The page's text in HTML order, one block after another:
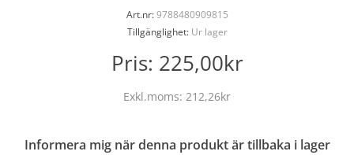
Art.nr:9788480909815
Tillgänglighet:Ur lager
Pris: 225,00kr
Exkl.moms: 212,26kr
Informera mig när denna produkt är tillbaka i lager